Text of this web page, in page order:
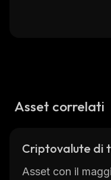
Asset correlati
Criptovalute di
Asset con il